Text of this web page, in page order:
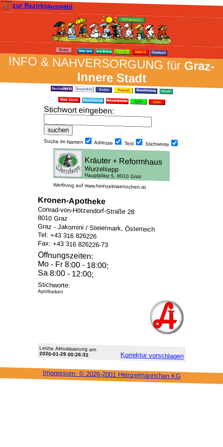
zur Bezirksauswahl
INFO & NAH­VER­SORG­UNG fürGraz-
Innere Stadt
Stich­wort ein­geben:
Suche im Namen Adresse Text Stich­worte
Werbung auf www.heinzelmaennchen.at
Kronen-Apotheke
Conrad-von-Hötzendorf-Straße 28
8010 Graz
Graz - Jakomini / Steiermark, Österreich
Tel: +43 316 826226
Fax: +43 316 826226-73
Öffnungszeiten:
Mo - Fr 8:00 - 18:00;
Sa 8:00 - 12:00;
Stichworte:
Apotheken
Letzte Aktu­alisie­rung am
2020-01-29 00:26:32 Korrektur vor­schlagen
Impressum: © 2026-2001 Heinzel­männchen KG